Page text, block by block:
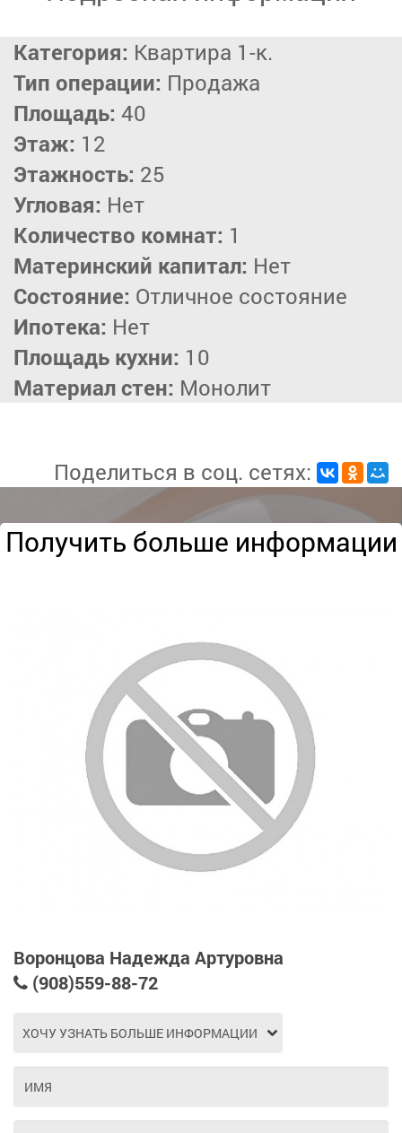
Категория: Квартира 1-к.
Тип операции: Продажа
Площадь: 40
Этаж: 12
Этажность: 25
Угловая: Нет
Количество комнат: 1
Материнский капитал: Нет
Состояние: Отличное состояние
Ипотека: Нет
Площадь кухни: 10
Материал стен: Монолит
Поделиться в соц. сетях:
Получить больше информации
Воронцова Надежда Артуровна
(908)559-88-72